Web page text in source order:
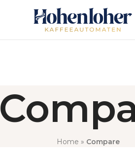
Home » Compare